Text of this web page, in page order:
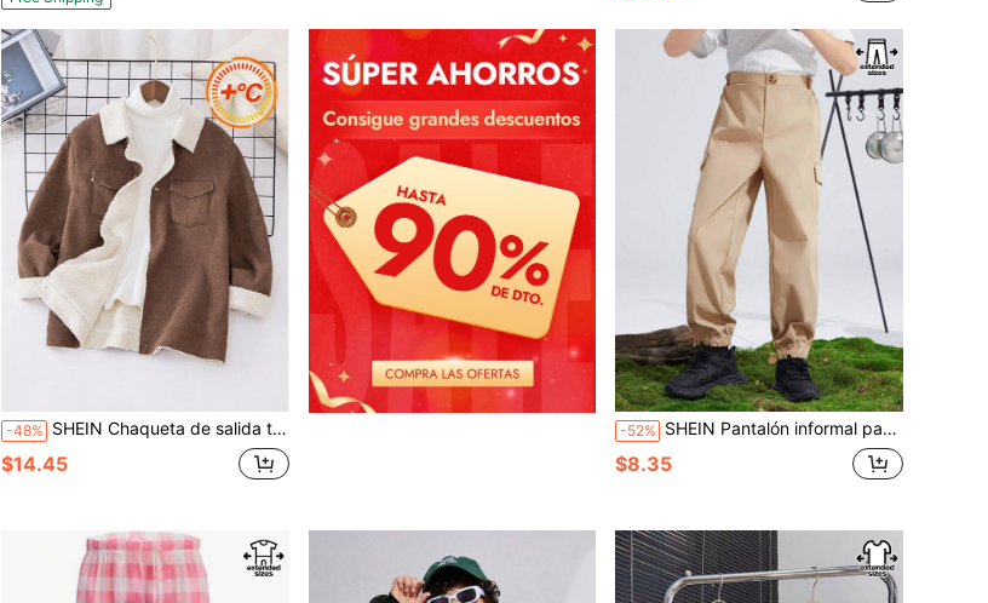
-48% SHEIN Chaqueta de salida talla grande gruesa de tejido forrada con forro polar para niños preadolescentes de talla extendida, con cuello casual, cremallera y bolsillos
$14.45
-52% SHEIN Pantalón informal para niño preadolescente en talla extendida, con cordón, bolsillos y tejido sólido holgado
$8.35